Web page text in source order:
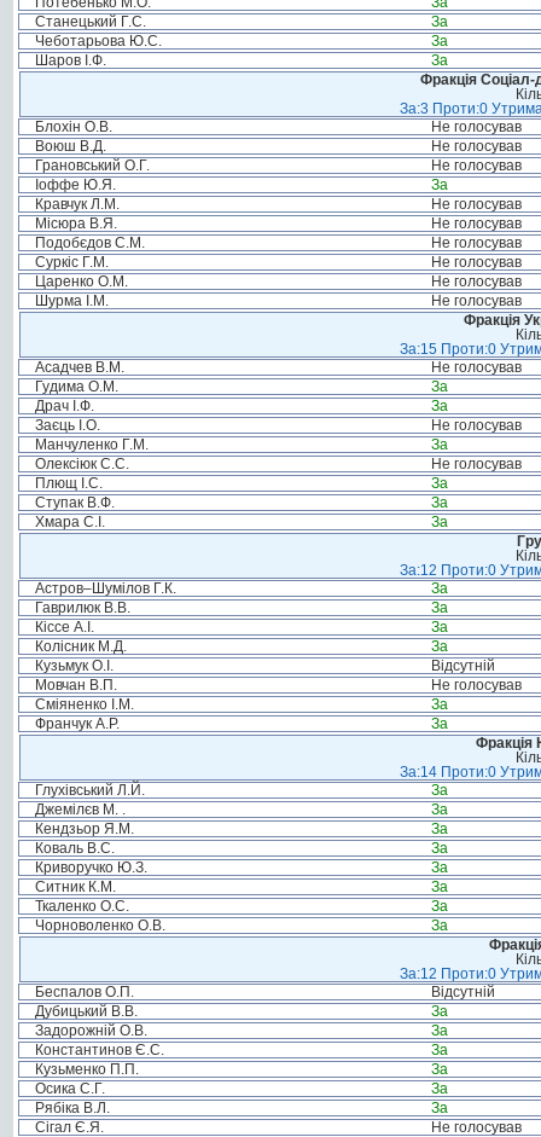
Станецький Г.С.
За
Чеботарьова Ю.С.
За
Шаров І.Ф.
За
Фракція Соціал-
За:3 Проти:0
Блохін О.В.
Не голосував
Воюш В.Д.
Не голосував
Грановський О.Г.
Не голосував
Іоффе Ю.Я.
За
Кравчук Л.М.
Не голосував
Місюра В.Я.
Не голосував
Подобєдов С.М.
Не голосував
Суркіс Г.М.
Не голосував
Царенко О.М.
Не голосував
Шурма І.М.
Не голосував
Фракція
За:15 Проти:0
Асадчев В.М.
Не голосував
Гудима О.М.
За
Драч І.Ф.
За
Заєць І.О.
Не голосував
Манчуленко Г.М.
За
Олексіюк С.С.
Не голосував
Плющ І.С.
За
Ступак В.Ф.
За
Хмара С.І.
За
За:12 Проти:0
Астров–Шумілов Г.К.
За
Гаврилюк В.В.
За
Кіссе А.І.
За
Колісник М.Д.
За
Кузьмук О.І.
Відсутній
Мовчан В.П.
Не голосував
Сміяненко І.М.
За
Франчук А.Р.
За
Фракція
За:14 Проти:0
Глухівський Л.Й.
За
Джемілєв М. .
За
Кендзьор Я.М.
За
Коваль В.С.
За
Криворучко Ю.З.
За
Ситник К.М.
За
Ткаленко О.С.
За
Чорноволенко О.В.
За
За:12 Проти:0
Беспалов О.П.
Відсутній
Дубицький В.В.
За
Задорожній О.В.
За
Константинов Є.С.
За
Кузьменко П.П.
За
Осика С.Г.
За
Рябіка В.Л.
За
Сігал Є.Я.
Не голосував